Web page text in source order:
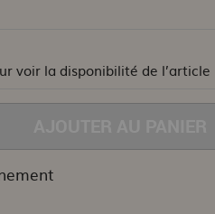
voir la disponibilité de l’article